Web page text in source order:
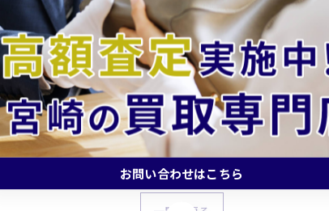
#高価買取#買取専門店#買取店#無料査定#出張
買取#ジュエリー買取#アクセサリー買取#記念
お問い合わせはこちら